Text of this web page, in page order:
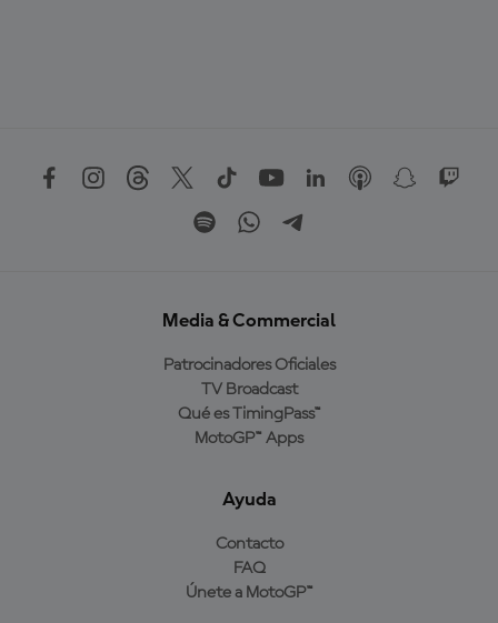
Media & Commercial
Patrocinadores Oficiales
TV Broadcast
Qué es TimingPass™
MotoGP™ Apps
Ayuda
Contacto
FAQ
Únete a MotoGP™